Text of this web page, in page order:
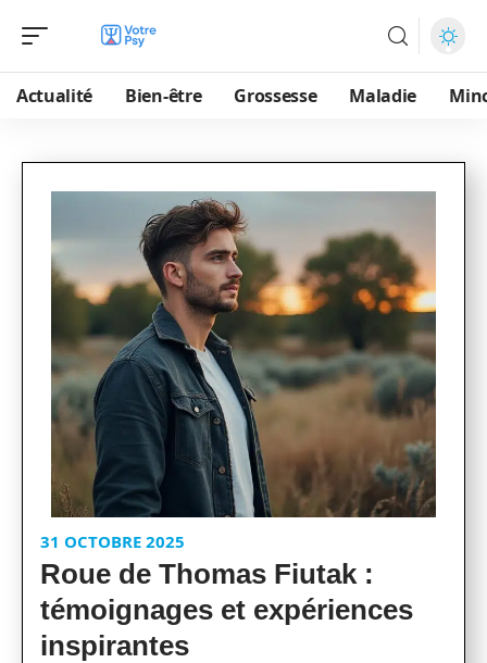
Actualité Bien-être Grossesse Maladie
31 OCTOBRE 2025
Roue de Thomas Fiutak :
témoignages et expériences
inspirantes